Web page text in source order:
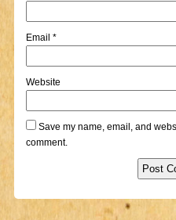
Email *
Website
Save my name, email, and
comment.